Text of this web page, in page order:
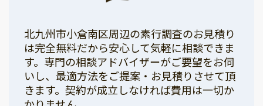
北九州市小倉南区周辺の素行調査のお見積り
は完全無料だから安心して気軽に相談できま
す。専門の相談アドバイザーがご要望をお伺
いし、最適方法をご提案・お見積りさせて頂
きます。契約が成立しなければ費用は一切か